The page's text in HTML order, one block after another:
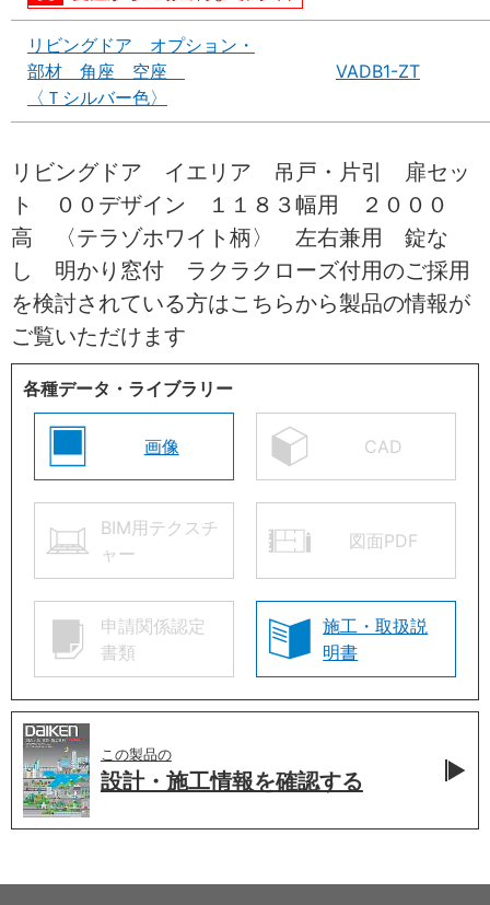
リビングドア オプション・
部材 角座 空座
〈Ｔシルバー色〉
VADB1-ZT
リビングドア イエリア 吊戸・片引 扉セッ
ト ００デザイン １１８３幅用 ２０００
高 〈テラゾホワイト柄〉 左右兼用 錠な
し 明かり窓付 ラクラクローズ付用のご採用
を検討されている方はこちらから製品の情報が
ご覧いただけます
各種データ・ライブラリー
画像 CAD
BIM用テクスチ
ャー
図面PDF
申請関係認定
書類
施工・取扱説
明書
この製品の
設計・施工情報を確認する